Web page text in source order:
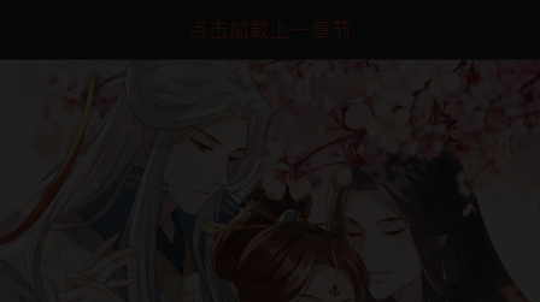
点击加载上一章节